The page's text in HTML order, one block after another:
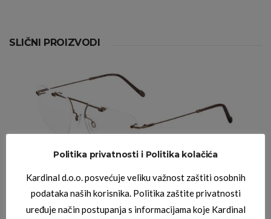
SLIČNI PROIZVODI
JOOP DIOPTRIJSKI OKVIRI
JOOP 08_3287_6000
Politika privatnosti i Politika kolačića
Kardinal d.o.o. posvećuje veliku važnost zaštiti osobnih
podataka naših korisnika. Politika zaštite privatnosti
uređuje način postupanja s informacijama koje Kardinal